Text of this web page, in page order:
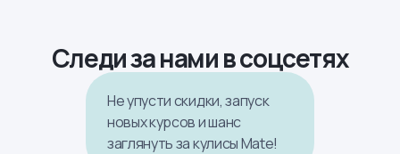
Следи за нами в соцсетях
Не упусти скидки, запуск
новых курсов и шанс
заглянуть за кулисы Mate!